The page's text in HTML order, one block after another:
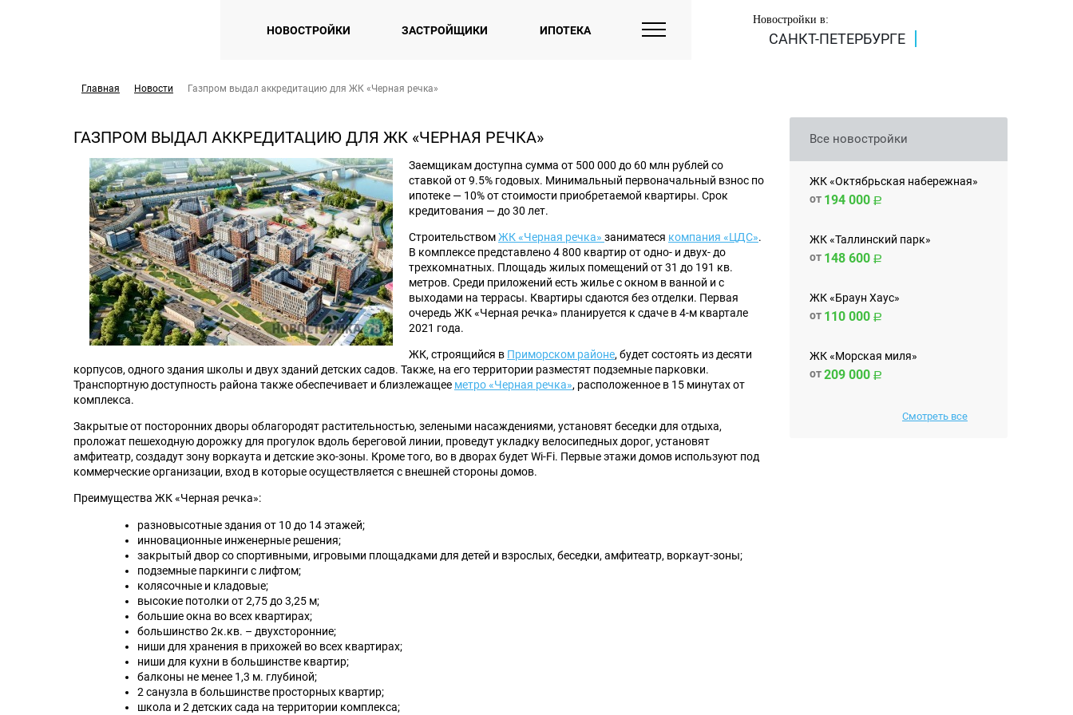
НОВОСТРОЙКИ ЗАСТРОЙЩИКИ ИПОТЕКА
Новостройки в:
САНКТ-ПЕТЕРБУРГЕ
Главная Новости Газпром выдал аккредитацию для ЖК «Черная речка»
ГАЗПРОМ ВЫДАЛ АККРЕДИТАЦИЮ ДЛЯ ЖК «ЧЕРНАЯ РЕЧКА»
Заемщикам доступна сумма от 500 000 до 60 млн рублей со
ставкой от 9.5% годовых. Минимальный первоначальный взнос по
ипотеке — 10% от стоимости приобретаемой квартиры. Срок
кредитования — до 30 лет.
СтроительствомЖК «Черная речка» заниматеся компания «ЦДС».
В комплексе представлено 4 800 квартир от одно- и двух- до
трехкомнатных. Площадь жилых помещений от 31 до 191 кв.
метров. Среди приложений есть жилье с окном в ванной и с
выходами на террасы. Квартиры сдаются без отделки. Первая
очередь ЖК «Черная речка» планируется к сдаче в 4-м квартале
2021 года.
ЖК, строящийся в Приморском районе, будет состоять из десяти
корпусов, одного здания школы и двух зданий детских садов. Также, на его территории разместят подземные парковки.
Транспортную доступность района также обеспечивает и близлежащее метро «Черная речка», расположенное в 15 минутах от
комплекса.
Закрытые от посторонних дворы облагородят растительностью, зелеными насаждениями, установят беседки для отдыха,
проложат пешеходную дорожку для прогулок вдоль береговой линии, проведут укладку велосипедных дорог, установят
амфитеатр, создадут зону воркаута и детские эко-зоны. Кроме того, во в дворах будет Wi-Fi. Первые этажи домов используют под
коммерческие организации, вход в которые осуществляется с внешней стороны домов.
Преимущества ЖК «Черная речка»:
разновысотные здания от 10 до 14 этажей;
инновационные инженерные решения;
закрытый двор со спортивными, игровыми площадками для детей и взрослых, беседки, амфитеатр, воркаут-зоны;
подземные паркинги с лифтом;
колясочные и кладовые;
высокие потолки от 2,75 до 3,25 м;
большие окна во всех квартирах;
большинство 2к.кв. – двухсторонние;
ниши для хранения в прихожей во всех квартирах;
ниши для кухни в большинстве квартир;
балконы не менее 1,3 м. глубиной;
2 санузла в большинстве просторных квартир;
школа и 2 детских сада на территории комплекса;
Все новостройки
ЖК «Октябрьская набережная»
от 194 000
ЖК «Таллинский парк»
от 148 600
ЖК «Браун Хаус»
от 110 000
ЖК «Морская миля»
от209 000
Смотреть все